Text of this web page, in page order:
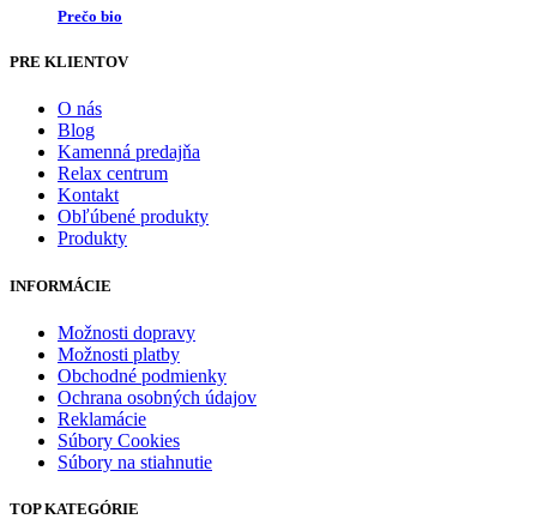
Prečo bio
PRE KLIENTOV
O nás
Blog
Kamenná predajňa
Relax centrum
Kontakt
Obľúbené produkty
Produkty
INFORMÁCIE
Možnosti dopravy
Možnosti platby
Obchodné podmienky
Ochrana osobných údajov
Reklamácie
Súbory Cookies
Súbory na stiahnutie
TOP KATEGÓRIE